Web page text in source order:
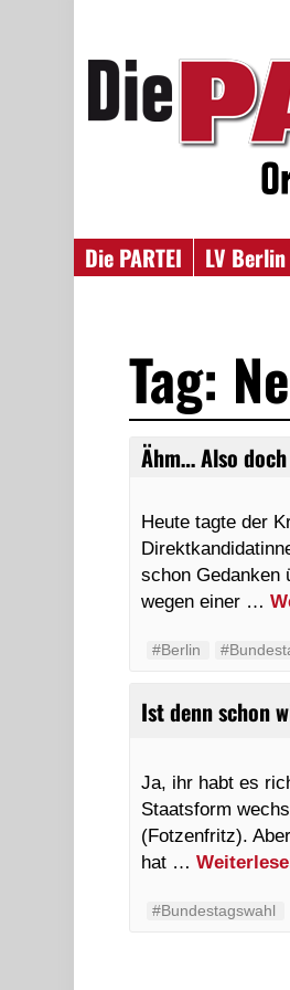
Die PARTEI LV Berlin
Tag:
Ähm… Also
Heute tagte der
schon Gedanken
wegen einer …
#Berlin
Ist denn schon
Ja, ihr habt es
Staatsform
(Fotzenfritz).
hat …
#Bundestagswahl